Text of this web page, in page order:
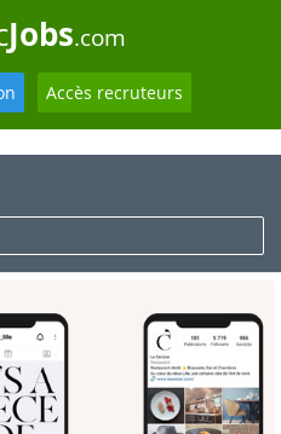
Jobs.com
Accès recruteurs